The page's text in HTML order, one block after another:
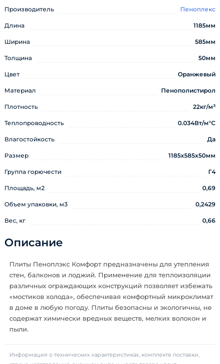
Производитель Пеноплекс
Длина 1185мм
Ширина 585мм
Толщина 50мм
Цвет Оранжевый
Материал Пенополистирол
Плотность 22кг/м³
Теплопроводность 0.034Вт/м°С
Влагостойкость Да
Размер 1185х585х50мм
Группа горючести Г4
Площадь, м2 0,69
Объем упаковки, м3 0,2429
Вес, кг 0,66
Описание
Плиты Пеноплэкс Комфорт предназначены для утепления
стен, балконов и лоджий. Применение для теплоизоляции
различных ограждающих конструкций позволяет избежать
«мостиков холода», обеспечивая комфортный микроклимат
в доме в любую погоду. Плиты безопасны и экологичны, не
содержат химически вредных веществ, мелких волокон и
пыли.
Информация о технических характеристиках, комплекте поставки,